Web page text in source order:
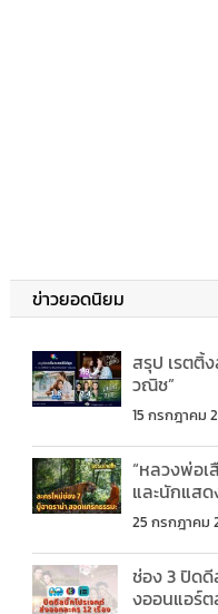
ข่าวยอดนิยม
สรุป เรตติ้
วณิช”
15 กรกฎาคม
“หลวงพ่อเ
และนักแสด
25 กรกฎาคม
ช่อง 3 ปิดดี
งออนแอร์ต